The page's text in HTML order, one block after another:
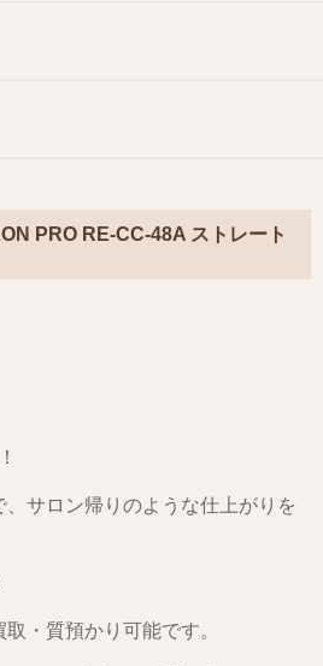
PRO RE-CC-48A ストレート
サロン帰りのような仕上がりを
・質預かり可能です。